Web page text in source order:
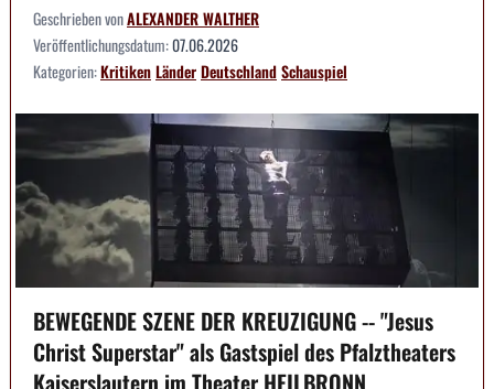
Geschrieben vonALEXANDER WALTHER
Veröffentlichungsdatum:07.06.2026
Kategorien:KritikenLänderDeutschlandSchauspiel
BEWEGENDE SZENE DER KREUZIGUNG -- "Jesus
Christ Superstar" als Gastspiel des Pfalztheaters
Kaiserslautern im Theater HEILBRONN